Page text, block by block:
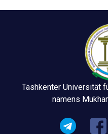
Tashkenter Universität
namens